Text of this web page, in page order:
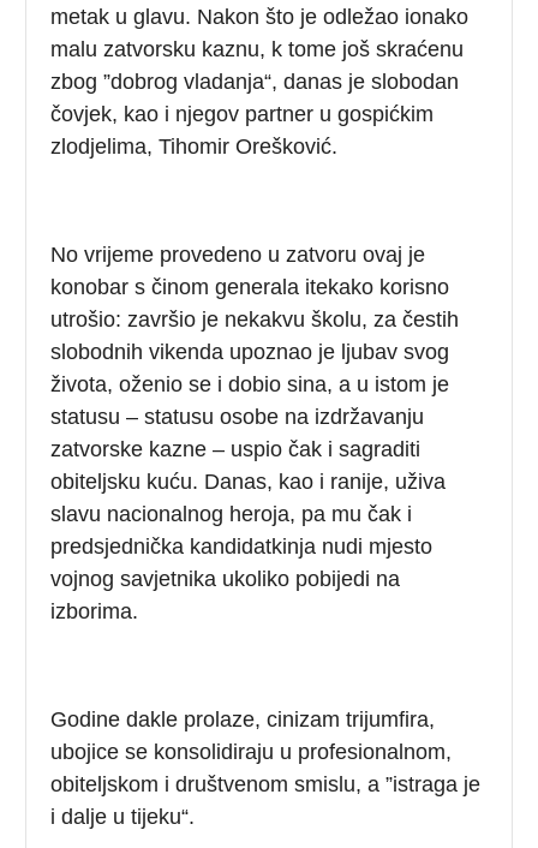
metak u glavu. Nakon što je odležao ionako
malu zatvorsku kaznu, k tome još skraćenu
zbog ”dobrog vladanja“, danas je slobodan
čovjek, kao i njegov partner u gospićkim
zlodjelima, Tihomir Orešković.
No vrijeme provedeno u zatvoru ovaj je
konobar s činom generala itekako korisno
utrošio: završio je nekakvu školu, za čestih
slobodnih vikenda upoznao je ljubav svog
života, oženio se i dobio sina, a u istom je
statusu – statusu osobe na izdržavanju
zatvorske kazne – uspio čak i sagraditi
obiteljsku kuću. Danas, kao i ranije, uživa
slavu nacionalnog heroja, pa mu čak i
predsjednička kandidatkinja nudi mjesto
vojnog savjetnika ukoliko pobijedi na
izborima.
Godine dakle prolaze, cinizam trijumfira,
ubojice se konsolidiraju u profesionalnom,
obiteljskom i društvenom smislu, a ”istraga je
i dalje u tijeku“.